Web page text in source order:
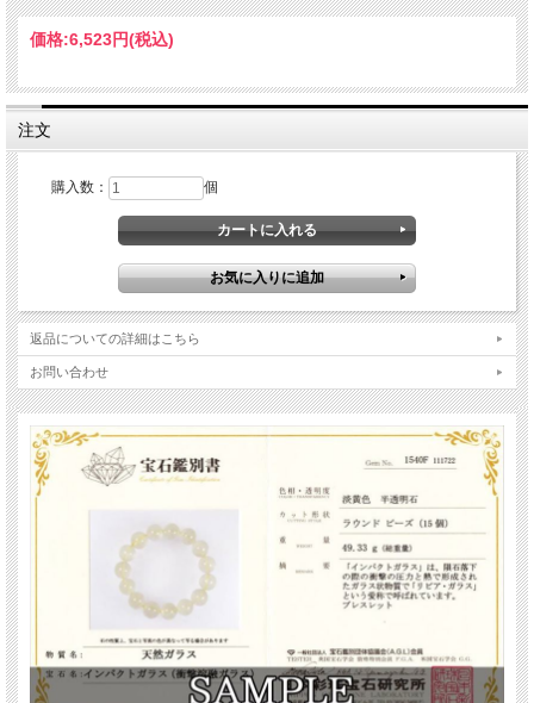
グレードなど
名称など
リビアングラス
【古代の神秘と大地の記憶を宿す、淡い黄金の石】
近年、エジプト政府によるリビアングラスの採掘・持ち出し規制により、流通量
今後は市場に出回る数がさらに限られると予測され、希少性・価値ともに高まっ
ていく石のひとつです。
こちらは、淡いイエローからクリームイエローの色合いが美しい、ナチュラルな
透明感を持つリビアングラスブレスレットです。
ガラス特有の艶やかな光沢と、内部に見られる自然由来の気泡や微細な内包物
リビアングラスは、リビア砂漠（サハラ砂漠東部）でのみ採取される非常に希少
な天然ガラスです。
隕石衝突時の超高温・高圧によって生成されたと考えられており、その神秘的な
起源はいまなお多くの謎に包まれています。
ツタンカーメン王の胸飾りに使用されたスカラベが、リビアングラス製であった
ことが判明し、世界的に注目を集めました。
古代エジプトでは「特別な力を持つ石」として、王族や神官に大切に扱われてい
たと伝えられています。
【意味合い・云われ・伝承等】
リビアングラスは、輪廻転生やカルマと深い関わりを持つ石とされています。
もし前世の行いが現世に影響を与えている場合、リビアングラスはそのカルマを
浄化してくれる効果があるとされています。
さらに、浄化するだけでなく、現世の魂を正しい道へと導いてくれると云われて
います。
価格:6,523円(税込)
注文
購入数： 個
返品についての詳細はこちら
お問い合わせ